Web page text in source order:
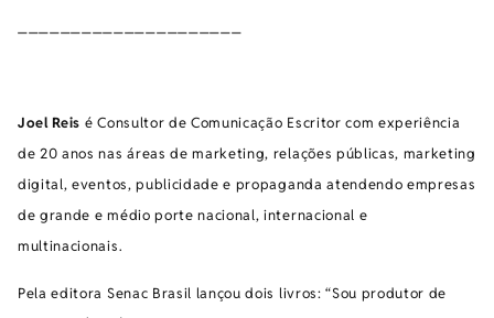
Joel Reis é Consultor de Comunicação Escritor com experiência
de 20 anos nas áreas de marketing, relações públicas, marketing
digital, eventos, publicidade e propaganda atendendo empresas
de grande e médio porte nacional, internacional e
multinacionais.
Pela editora Senac Brasil lançou dois livros: “Sou produtor de